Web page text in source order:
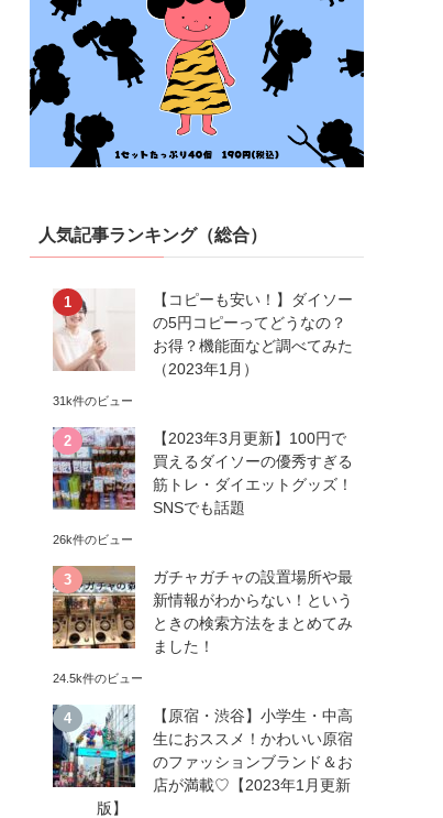
人気記事ランキング（総合）
【コピーも安い！】ダイソー
の5円コピーってどうなの？
お得？機能面など調べてみた
（2023年1月）
31k件のビュー
【2023年3月更新】100円で
買えるダイソーの優秀すぎる
筋トレ・ダイエットグッズ！
SNSでも話題
26k件のビュー
ガチャガチャの設置場所や最
新情報がわからない！という
ときの検索方法をまとめてみ
ました！
24.5k件のビュー
【原宿・渋谷】小学生・中高
生におススメ！かわいい原宿
のファッションブランド＆お
店が満載♡【2023年1月更新
版】